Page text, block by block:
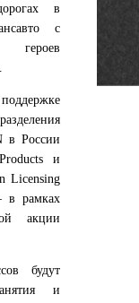
в
с
героев
в России
и
Licensing
рамках
акции
будут
и